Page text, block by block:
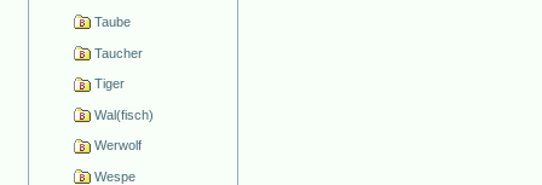
Taube
Taucher
Tiger
Wal(fisch)
Werwolf
Wespe